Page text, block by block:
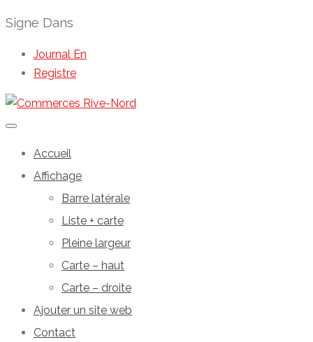
Signe Dans
Journal En
Registre
Accueil
Affichage
Barre latérale
Liste + carte
Pleine largeur
Carte – haut
Carte – droite
Ajouter un site web
Contact